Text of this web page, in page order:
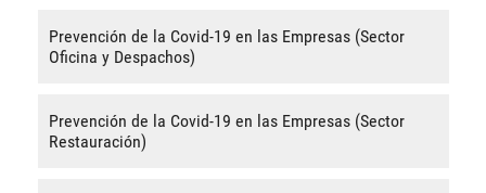
Prevención de la Covid-19 en las Empresas (Sector
Oficina y Despachos)
Prevención de la Covid-19 en las Empresas (Sector
Restauración)